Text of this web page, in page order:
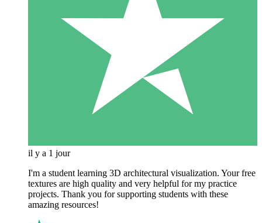
il y a 1 jour
I'm a student learning 3D architectural visualization. Your free
textures are high quality and very helpful for my practice
projects. Thank you for supporting students with these
amazing resources!